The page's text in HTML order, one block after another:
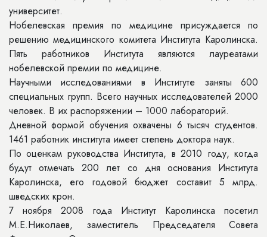
университет.
Нобелевская премия по медицине присуждается по
решению медицинского комитета Института Каролинска.
Пять работников Института являются лауреатами
нобелевской премии по медицине.
Научными исследованиями в Институте заняты 600
специальных групп. Всего научных исследователей 2000
человек. В их распоряжении – 1000 лабораторий.
Дневной формой обучения охвачены 6 тысяч студентов.
1461 работник института имеет степень доктора наук.
По оценкам руководства Института, в 2010 году, когда
будут отмечать 200 лет со дня основания Института
Каролинска, его годовой бюджет составит 5 млрд.
шведских крон.
7 ноября 2008 года Институт Каролинска посетил
М.Е.Николаев, заместитель Председателя Совета